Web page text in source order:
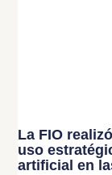
La FIO
uso
artificial en